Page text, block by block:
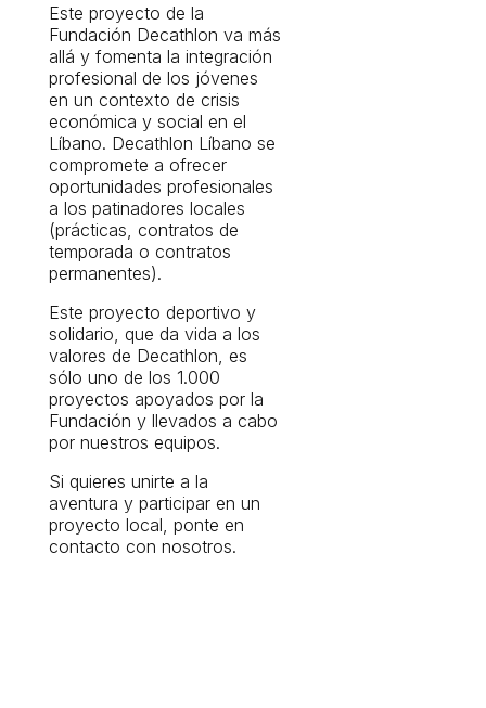
Este proyecto de la
Fundación Decathlon va más
allá y fomenta la integración
profesional de los jóvenes
en un contexto de crisis
económica y social en el
Líbano. Decathlon Líbano se
compromete a ofrecer
oportunidades profesionales
a los patinadores locales
(prácticas, contratos de
temporada o contratos
permanentes).
Este proyecto deportivo y
solidario, que da vida a los
valores de Decathlon, es
sólo uno de los 1.000
proyectos apoyados por la
Fundación y llevados a cabo
por nuestros equipos.
Si quieres unirte a la
aventura y participar en un
proyecto local, ponte en
contacto con nosotros.